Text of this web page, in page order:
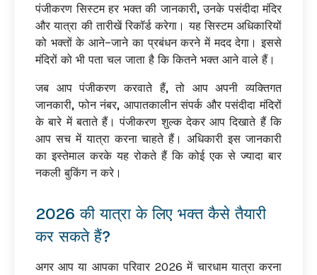
पंजीकरण सिस्टम हर भक्त की जानकारी, उनके पसंदीदा मंदिर
और यात्रा की तारीखें रिकॉर्ड करेगा। यह सिस्टम अधिकारियों
को भक्तों के आने-जाने का प्रबंधन करने में मदद देगा। इससे
मंदिरों को भी पता चल जाता है कि कितने भक्त आने वाले हैं।
जब आप पंजीकरण करवाते हैं, तो आप अपनी व्यक्तिगत
जानकारी, फोन नंबर, आपातकालीन संपर्क और पसंदीदा मंदिरों
के बारे में बताते हैं। पंजीकरण शुल्क देकर आप दिखाते हैं कि
आप सच में यात्रा करना चाहते हैं। अधिकारी इस जानकारी
का इस्तेमाल करके यह रोकते हैं कि कोई एक से ज्यादा बार
नकली बुकिंग न करे।
2026 की यात्रा के लिए भक्त कैसे तैयारी
कर सकते हैं?
अगर आप या आपका परिवार 2026 में चारधाम यात्रा करना